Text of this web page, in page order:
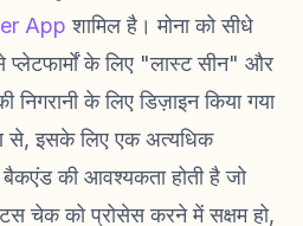
App शामिल है। मोना को सीधे
प्लेटफार्मों के लिए "लास्ट सीन" और
के लिए डिज़ाइन किया गया
से, इसके लिए एक अत्यधिक
की आवश्यकता होती है जो
चेक को प्रोसेस करने में सक्षम हो,